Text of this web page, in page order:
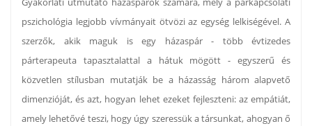
pszichológia legjobb vívmányait ötvözi az egység lelkiségével. A
szerzők, akik maguk is egy házaspár - több évtizedes
párterapeuta tapasztalattal a hátuk mögött - egyszerű és
közvetlen stílusban mutatják be a házasság három alapvető
dimenzióját, és azt, hogyan lehet ezeket fejleszteni: az empátiát,
amely lehetővé teszi, hogy úgy szeressük a társunkat, ahogyan ő